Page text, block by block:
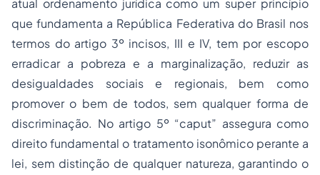
atual ordenamento jurídica como um super princípio
que fundamenta a República Federativa do Brasil nos
termos do artigo 3º incisos, III e IV, tem por escopo
erradicar a pobreza e a marginalização, reduzir as
desigualdades sociais e regionais, bem como
promover o bem de todos, sem qualquer forma de
discriminação. No artigo 5º “caput” assegura como
direito fundamental o tratamento isonômico perante a
lei, sem distinção de qualquer natureza, garantindo o